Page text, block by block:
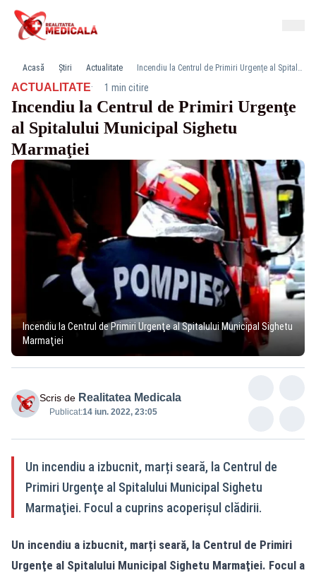
Acasă Știri Actualitate Incendiu la Centrul de Primiri Urgenţe al Spitalului Municipal Sighetu Marmaţiei
ACTUALITATE· 1 min citire
Incendiu la Centrul de Primiri Urgenţe
al Spitalului Municipal Sighetu
Marmaţiei
Incendiu la Centrul de Primiri Urgenţe al Spitalului Municipal Sighetu
Marmaţiei
Scris de Realitatea Medicala
Publicat:14 iun. 2022, 23:05
Un incendiu a izbucnit, marți seară, la Centrul de
Primiri Urgenţe al Spitalului Municipal Sighetu
Marmaţiei. Focul a cuprins acoperişul clădirii.
Un incendiu a izbucnit, marți seară, la Centrul de Primiri
Urgenţe al Spitalului Municipal Sighetu Marmaţiei. Focul a